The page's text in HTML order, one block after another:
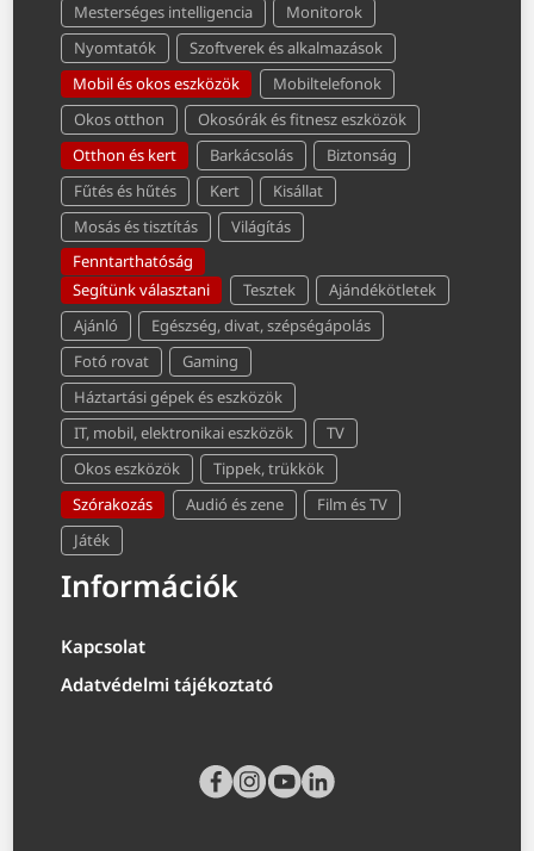
Mesterséges intelligencia
Monitorok
Nyomtatók
Szoftverek és alkalmazások
Mobil és okos eszközök
Mobiltelefonok
Okos otthon
Okosórák és fitnesz eszközök
Otthon és kert
Barkácsolás
Biztonság
Fűtés és hűtés
Kert
Kisállat
Mosás és tisztítás
Világítás
Fenntarthatóság
Segítünk választani
Tesztek
Ajándékötletek
Ajánló
Egészség, divat, szépségápolás
Fotó rovat
Gaming
Háztartási gépek és eszközök
IT, mobil, elektronikai eszközök
TV
Okos eszközök
Tippek, trükkök
Szórakozás
Audió és zene
Film és TV
Játék
Információk
Kapcsolat
Adatvédelmi tájékoztató